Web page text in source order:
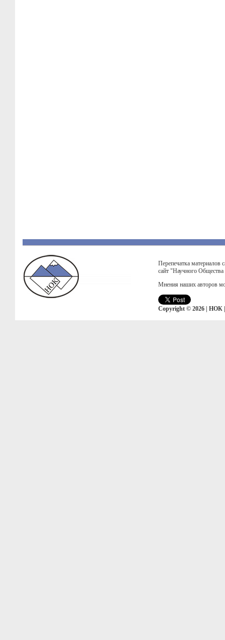
Перепечатка материалов
сайт "Научного
Мнения наших авторов
Copyright © 2026 | НОК